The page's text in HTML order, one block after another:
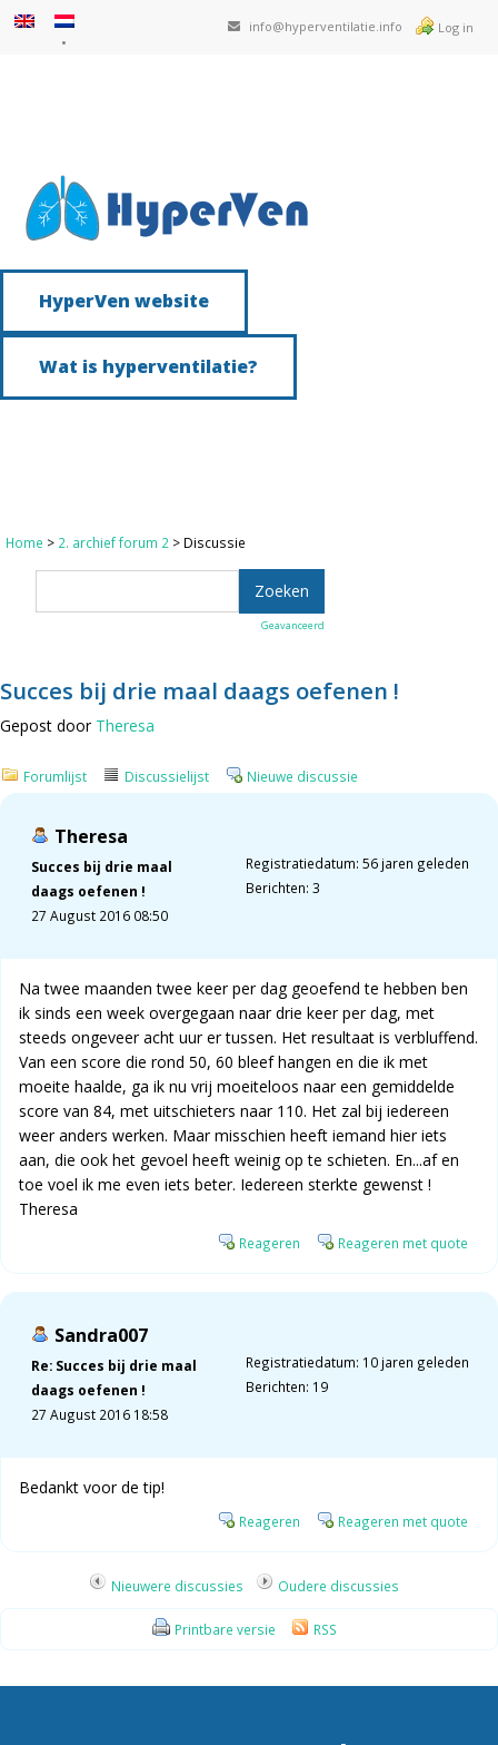
info@hyperventilatie.info Log in
HyperVen website
Wat is hyperventilatie?
Home > 2. archief forum 2 > Discussie
Geavanceerd
Succes bij drie maal daags oefenen !
Gepost door Theresa
Forumlijst Discussielijst Nieuwe discussie
Theresa
Succes bij drie maal
daags oefenen !
27 August 2016 08:50
Registratiedatum: 56 jaren geleden
Berichten: 3
Na twee maanden twee keer per dag geoefend te hebben ben
ik sinds een week overgegaan naar drie keer per dag, met
steeds ongeveer acht uur er tussen. Het resultaat is verbluffend.
Van een score die rond 50, 60 bleef hangen en die ik met
moeite haalde, ga ik nu vrij moeiteloos naar een gemiddelde
score van 84, met uitschieters naar 110. Het zal bij iedereen
weer anders werken. Maar misschien heeft iemand hier iets
aan, die ook het gevoel heeft weinig op te schieten. En...af en
toe voel ik me even iets beter. Iedereen sterkte gewenst !
Theresa
Reageren Reageren met quote
Sandra007
Re: Succes bij drie maal
daags oefenen !
27 August 2016 18:58
Registratiedatum: 10 jaren geleden
Berichten: 19
Bedankt voor de tip!
Reageren Reageren met quote
Nieuwere discussies Oudere discussies
Printbare versie RSS